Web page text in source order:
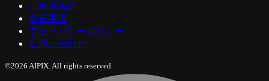
ご利用規約
免責事項
プライバシーポリシー
お問い合わせ
©2026 AIPIX. All rights reserved.